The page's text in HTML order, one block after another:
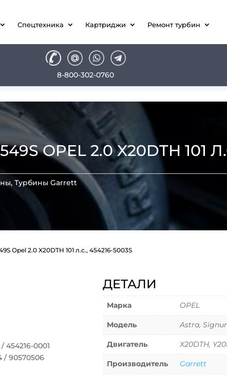
Спецтехника Картриджи Ремонт турбин
8-800-302-0760
OPEL 2.0 X20DTH 101
,Турбины Garrett
Opel 2.0 X20DTH 101 л.с., 454216-5003S
454216-0001
/ 90570506
ДЕТАЛИ
Марка OPEL
Модель Astra,
Двигатель X20DTH,
Производитель Garrett